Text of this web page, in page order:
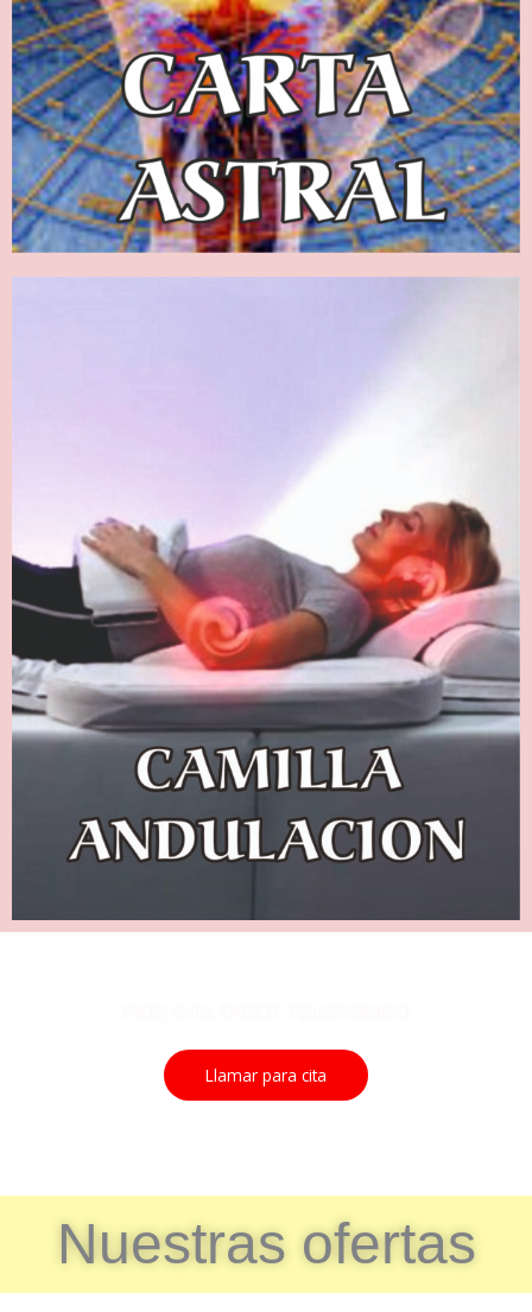
Llamar para cita
Nuestras ofertas